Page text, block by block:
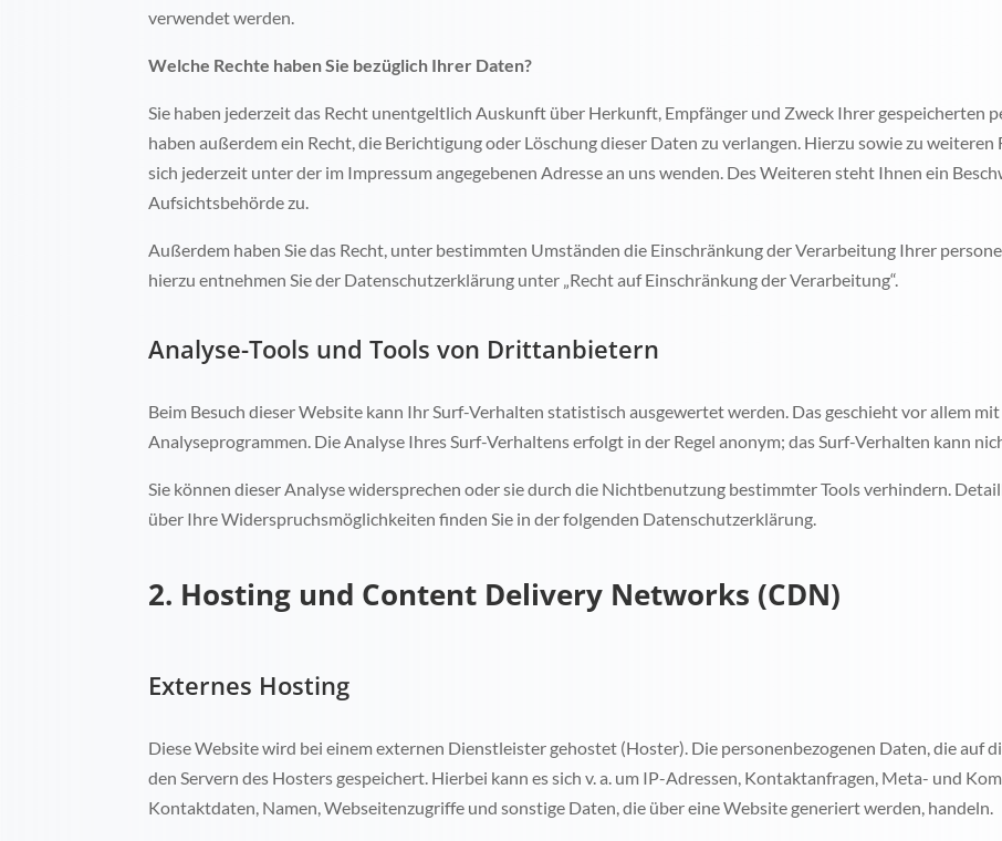
verwendet werden.
Welche Rechte haben Sie bezüglich Ihrer Daten?
Sie haben jederzeit das Recht unentgeltlich Auskunft über Herkunft, Empfänger und Zweck Ihrer gespeicherten
haben außerdem ein Recht, die Berichtigung oder Löschung dieser Daten zu verlangen. Hierzu sowie zu
sich jederzeit unter der im Impressum angegebenen Adresse an uns wenden. Des Weiteren steht Ihnen ein
Aufsichtsbehörde zu.
Außerdem haben Sie das Recht, unter bestimmten Umständen die Einschränkung der Verarbeitung Ihrer
hierzu entnehmen Sie der Datenschutzerklärung unter „Recht auf Einschränkung der Verarbeitung“.
Analyse-Tools und Tools von Drittanbietern
Beim Besuch dieser Website kann Ihr Surf-Verhalten statistisch ausgewertet werden. Das geschieht vor allem
Analyseprogrammen. Die Analyse Ihres Surf-Verhaltens erfolgt in der Regel anonym; das Surf-Verhalten kann
Sie können dieser Analyse widersprechen oder sie durch die Nichtbenutzung bestimmter Tools verhindern.
über Ihre Widerspruchsmöglichkeiten finden Sie in der folgenden Datenschutzerklärung.
2. Hosting und Content Delivery Networks (CDN)
Externes Hosting
Diese Website wird bei einem externen Dienstleister gehostet (Hoster). Die personenbezogenen Daten, die auf
den Servern des Hosters gespeichert. Hierbei kann es sich v. a. um IP-Adressen, Kontaktanfragen, Meta- und
Kontaktdaten, Namen, Webseitenzugriffe und sonstige Daten, die über eine Website generiert werden, handeln.